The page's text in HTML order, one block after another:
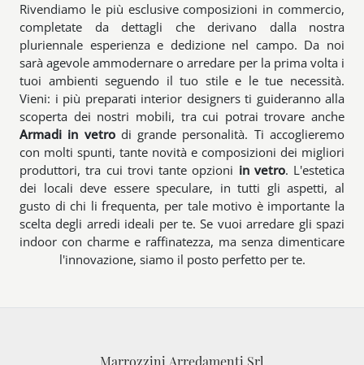
Rivendiamo le più esclusive composizioni in commercio,
completate da dettagli che derivano dalla nostra
pluriennale esperienza e dedizione nel campo. Da noi
sarà agevole ammodernare o arredare per la prima volta i
tuoi ambienti seguendo il tuo stile e le tue necessità.
Vieni: i più preparati interior designers ti guideranno alla
scoperta dei nostri mobili, tra cui potrai trovare anche
Armadi in vetrodi grande personalità. Ti accoglieremo
con molti spunti, tante novità e composizioni dei migliori
produttori, tra cui trovi tante opzioni in vetro. L'estetica
dei locali deve essere speculare, in tutti gli aspetti, al
gusto di chi li frequenta, per tale motivo è importante la
scelta degli arredi ideali per te. Se vuoi arredare gli spazi
indoor con charme e raffinatezza, ma senza dimenticare
l'innovazione, siamo il posto perfetto per te.